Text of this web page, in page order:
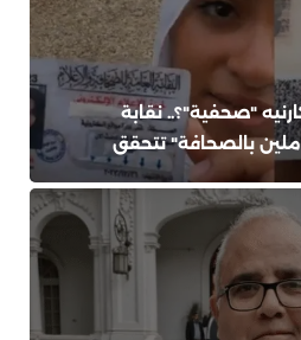
"صحفية"؟.. نقابة
بالصحافة" تتحقق